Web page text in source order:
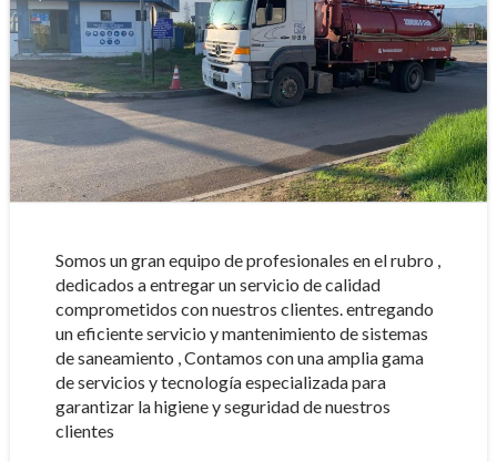
Somos un gran equipo de profesionales en el rubro ,
dedicados a entregar un servicio de calidad
comprometidos con nuestros clientes. entregando
un eficiente servicio y mantenimiento de sistemas
de saneamiento , Contamos con una amplia gama
de servicios y tecnología especializada para
garantizar la higiene y seguridad de nuestros
clientes